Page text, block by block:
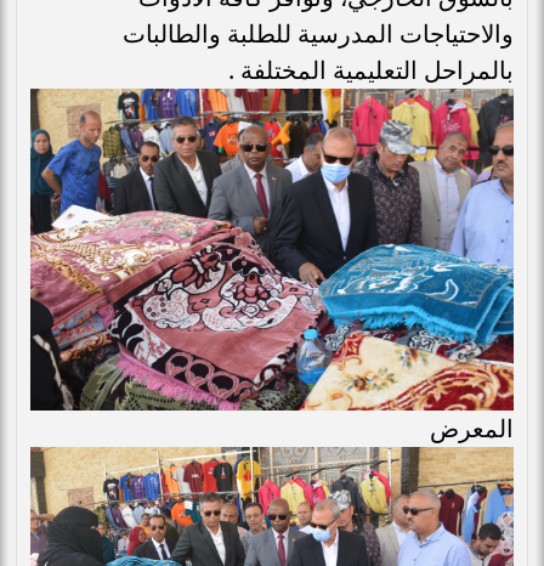
والاحتياجات المدرسية للطلبة والطالبات
بالمراحل التعليمية المختلفة .
المعرض